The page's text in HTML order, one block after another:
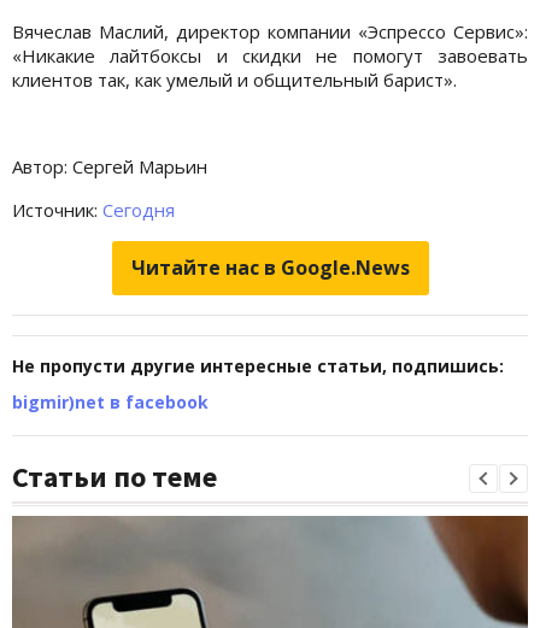
Вячеслав Маслий, директор компании «Эспрессо Сервис»:
«Никакие лайтбоксы и скидки не помогут завоевать
клиентов так, как умелый и общительный барист».
Автор: Сергей Марьин
Источник: Сегодня
Читайте нас в Google.News
Не пропусти другие интересные статьи, подпишись:
bigmir)net в facebook
Статьи по теме